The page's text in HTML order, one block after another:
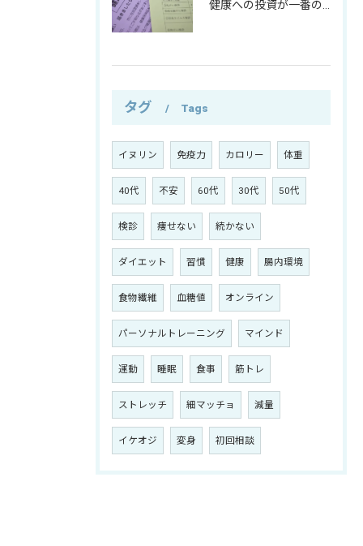
タグ Tags
イヌリン 免疫力 カロリー 体重
40代 不安 60代 30代 50代
検診 痩せない 続かない
ダイエット 習慣 健康 腸内環境
食物繊維 血糖値 オンライン
パーソナルトレーニング マインド
運動 睡眠 食事 筋トレ
ストレッチ 細マッチョ 減量
イケオジ 変身 初回相談